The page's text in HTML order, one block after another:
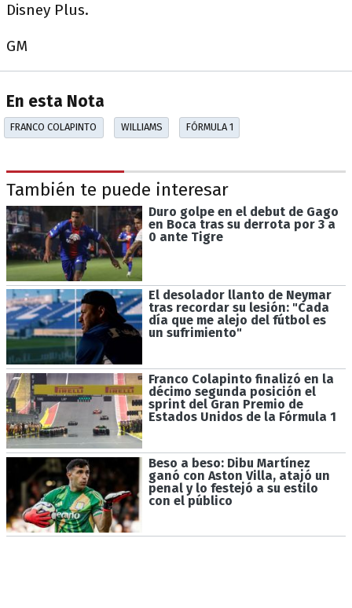
Disney Plus.
GM
En esta Nota
FRANCO COLAPINTO WILLIAMS FÓRMULA 1
También te puede interesar
Duro golpe en el debut de Gago
en Boca tras su derrota por 3 a
0 ante Tigre
El desolador llanto de Neymar
tras recordar su lesión: "Cada
día que me alejo del fútbol es
un sufrimiento"
Franco Colapinto finalizó en la
décimo segunda posición el
sprint del Gran Premio de
Estados Unidos de la Fórmula 1
Beso a beso: Dibu Martínez
ganó con Aston Villa, atajó un
penal y lo festejó a su estilo
con el público